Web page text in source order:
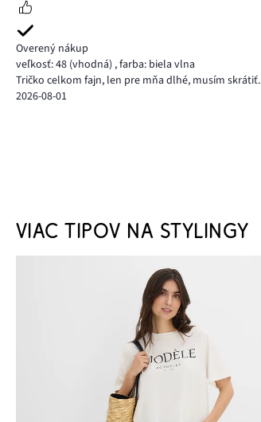
Overený nákup
veľkosť: 48 (vhodná) ,farba: biela vlna
Tričko celkom fajn, len pre mňa dlhé, musím skrátiť.
2026-08-01
VIAC TIPOV NA STYLINGY